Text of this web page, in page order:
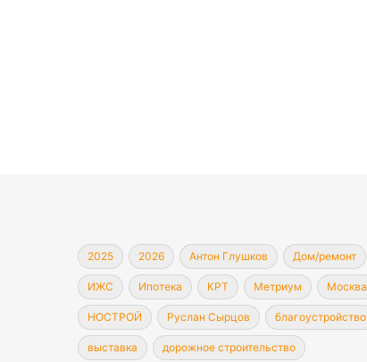
2025 2026 Антон Глушков Дом/ремонт
ИЖС Ипотека КРТ Метриум Москва
НОСТРОЙ Руслан Сырцов благоустройство
выставка дорожное строительство